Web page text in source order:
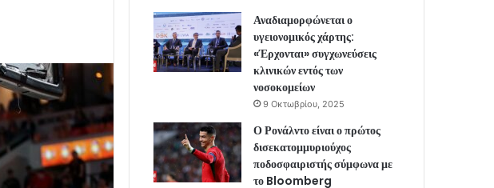
Αναδιαμορφώνεται ο
υγειονομικός χάρτης:
«Έρχονται» συγχωνεύσεις
κλινικών εντός των
νοσοκομείων
9 Οκτωβρίου, 2025
Ο Ρονάλντο είναι ο πρώτος
δισεκατομμυριούχος
ποδοσφαιριστής σύμφωνα με
το Bloomberg